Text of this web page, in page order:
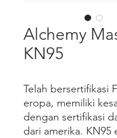
Alchemy
KN95
Telah bersertifikasi
eropa, memiliki
dengan sertifikasi
dari amerika. KN95